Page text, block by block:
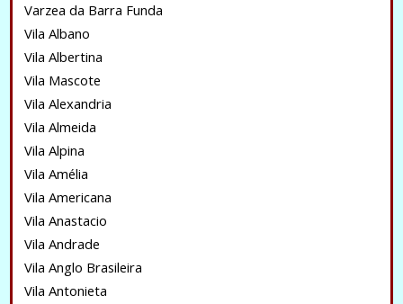
Varzea da Barra Funda
Vila Albano
Vila Albertina
Vila Mascote
Vila Alexandria
Vila Almeida
Vila Alpina
Vila Amélia
Vila Americana
Vila Anastacio
Vila Andrade
Vila Anglo Brasileira
Vila Antonieta